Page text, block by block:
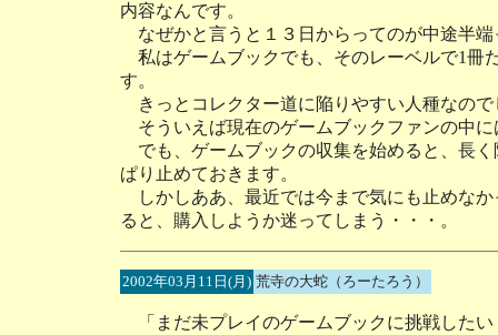
内容なんです。
なぜかと言うと１３日からってのが中途半
私はゲームブックでも、そのレーベルで1冊
す。
きっとコレクター道に陥りやすい人種なので
そういえば現在のゲームブックファンの中
でも、ゲームブックの収集を始めると、長
ぱり止めておきます。
しかしああ、最近では今まで気にも止めな
ると、購入しようか迷ってしまう・・・。
2002年03月11日(月) 荒寺の大蛇（ろーたろう）
「まだ未プレイのゲームブックに挑戦したい